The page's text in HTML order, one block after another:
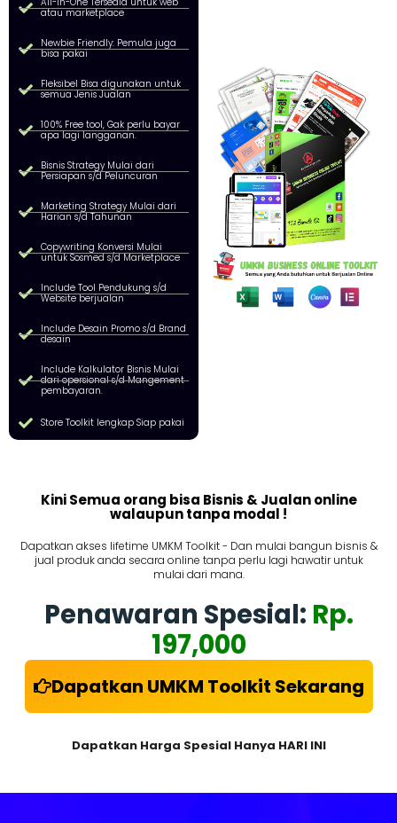
atau marketplace
Newbie Friendly: Pemula juga
bisa pakai
Fleksibel Bisa digunakan untuk
semua Jenis Jualan
100% Free tool, Gak perlu bayar
apa lagi langganan.
Bisnis Strategy Mulai dari
Persiapan s/d Peluncuran
Marketing Strategy Mulai dari
Harian s/d Tahunan
Copywriting Konversi Mulai
untuk Sosmed s/d Marketplace
Include Tool Pendukung s/d
Website berjualan
Include Desain Promo s/d Brand
desain
Include Kalkulator Bisnis Mulai
dari opersional s/d Mangement
pembayaran.
Store Toolkit lengkap Siap pakai
Kini Semua orang bisa Bisnis & Jualan online
walaupun tanpa modal !
Dapatkan akses lifetime UMKM Toolkit - Dan mulai bangun bisnis &
jual produk anda secara online tanpa perlu lagi hawatir untuk
mulai dari mana.
Penawaran Spesial: Rp.
197,000
Dapatkan UMKM Toolkit Sekarang
Dapatkan Harga Spesial Hanya HARI INI